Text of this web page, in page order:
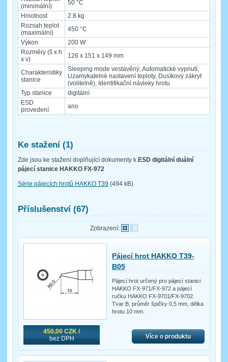
(minimální)
50 °C
Hmotnost
2.8 kg
Rozsah teplot
(maximální)
450 °C
Výkon
200 W
Rozměry (š x h
x v)
126 x 151 x 149 mm
Charakteristiky
stanice
Sleeping mode vestavěný, Automatické vypnutí,
Uzamykatelné nastavení teploty, Dusíkový zákryt
(volitelně), Identifikační návleky hrotu
Typ stanice
digitální
ESD
provedení
ano
Ke stažení (1)
Zde jsou ke stažení doplňující dokumenty k ESD digitální duální
pájecí stanice HAKKO FX-972
Série pájecích hrotů HAKKO T39 (494 kB)
Příslušenství (67)
Zobrazení:
450,00 CZK /
bez DPH
Pájecí hrot HAKKO T39-
B05
Pájecí hrot určený pro pájecí stanici
HAKKO FX-971/FX-972 a pájecí
ručku HAKKO FX-9701/FX-9702.
Tvar B, průměr špičky 0,5 mm, délka
hrotu 10 mm.
Více o produktu